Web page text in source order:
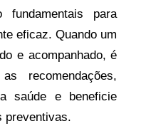
fundamentais para
eficaz. Quando um
e acompanhado, é
recomendações,
saúde e beneficie
preventivas.